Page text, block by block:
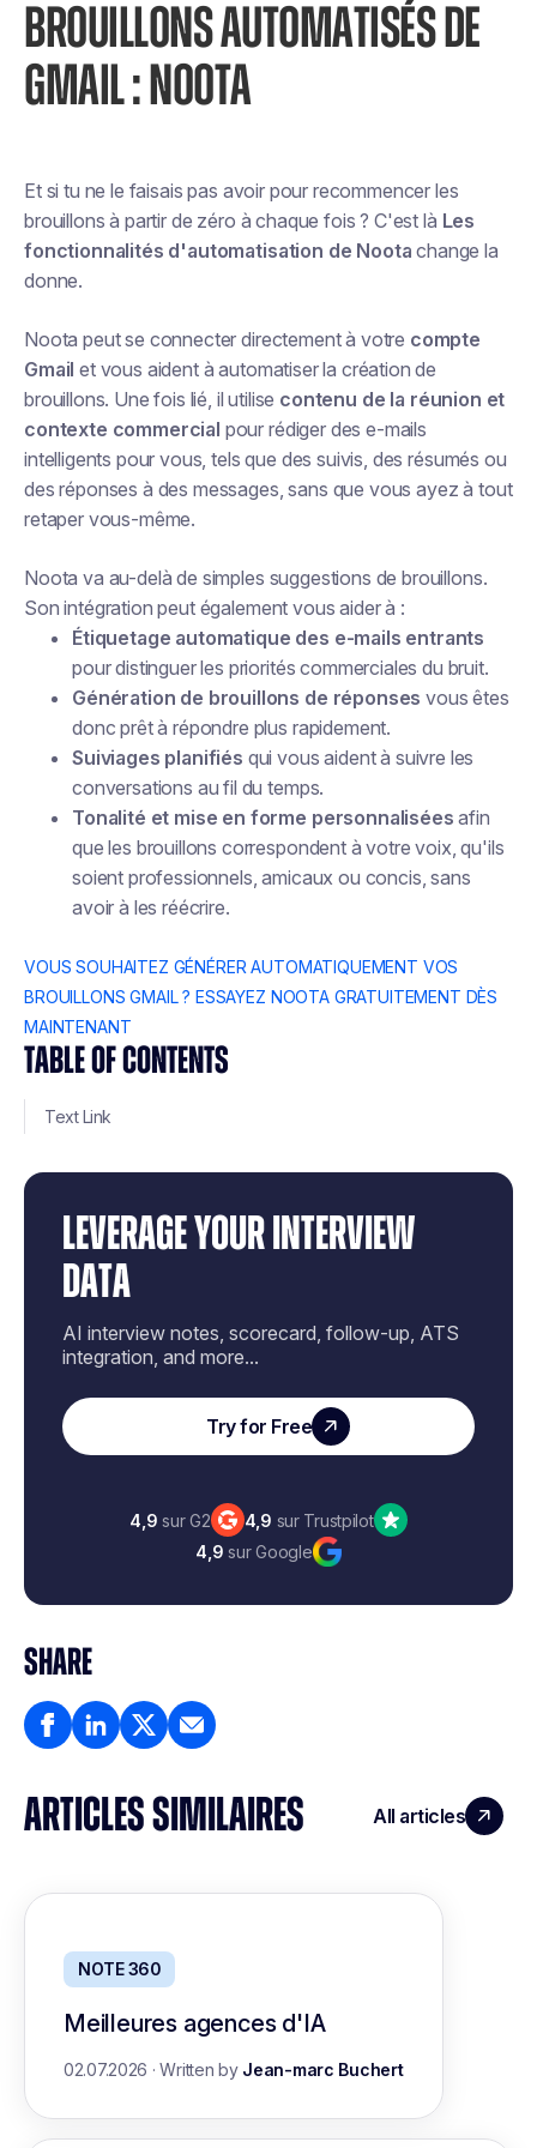
TABLE OF CONTENTS
Text Link
LEVERAGE YOUR INTERVIEW
DATA
AI interview notes, scorecard, follow-up, ATS
integration, and more...
Try for Free
4,9 sur G2 4,9 sur Trustpilot
4,9 sur Google
SHARE
BROUILLONS AUTOMATISÉS DE
GMAIL : NOOTA
Et si tu ne le faisais pas avoirpour recommencer les
brouillons à partir de zéro à chaque fois ? C'est là Les
fonctionnalités d'automatisation de Noota change la
donne.
Noota peut se connecter directement à votre compte
Gmail et vous aident à automatiser la création de
brouillons. Une fois lié, il utilise contenu de la réunion et
contexte commercial pour rédiger des e-mails
intelligents pour vous, tels que des suivis, des résumés ou
des réponses à des messages, sans que vous ayez à tout
retaper vous-même.
Noota va au-delà de simples suggestions de brouillons.
Son intégration peut également vous aider à :
Étiquetage automatique des e-mails entrants
pour distinguer les priorités commerciales du bruit.
Génération de brouillons de réponses vous êtes
donc prêt à répondre plus rapidement.
Suiviages planifiés qui vous aident à suivre les
conversations au fil du temps.
Tonalité et mise en forme personnalisées afin
que les brouillons correspondent à votre voix, qu'ils
soient professionnels, amicaux ou concis, sans
avoir à les réécrire.
VOUS SOUHAITEZ GÉNÉRER AUTOMATIQUEMENT VOS
BROUILLONS GMAIL ? ESSAYEZ NOOTA GRATUITEMENT DÈS
MAINTENANT
ARTICLES SIMILAIRES All articles
NOTE 360
Meilleures agences d'IA
02.07.2026 ·Written by Jean-marc Buchert